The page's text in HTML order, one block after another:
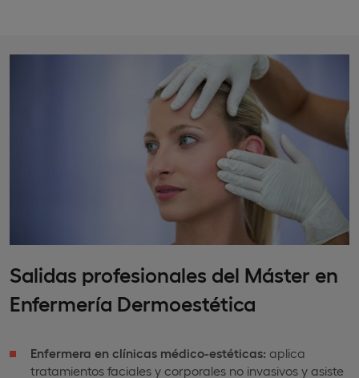
Salidas profesionales del Máster en
Enfermería Dermoestética
Enfermera en clínicas médico-estéticas: aplica
tratamientos faciales y corporales no invasivos y asiste